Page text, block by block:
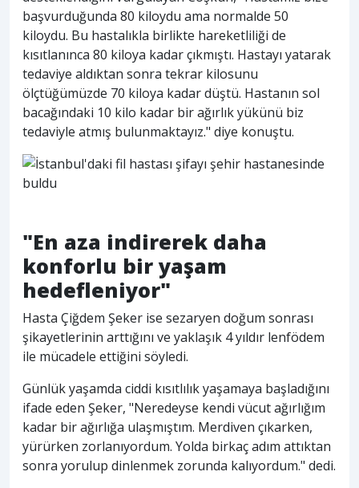
başvurduğunda 80 kiloydu ama normalde 50
kiloydu. Bu hastalıkla birlikte hareketliliği de
kısıtlanınca 80 kiloya kadar çıkmıştı. Hastayı yatarak
tedaviye aldıktan sonra tekrar kilosunu
ölçtüğümüzde 70 kiloya kadar düştü. Hastanın sol
bacağındaki 10 kilo kadar bir ağırlık yükünü biz
tedaviyle atmış bulunmaktayız." diye konuştu.
"En aza indirerek daha
konforlu bir yaşam
hedefleniyor"
Hasta Çiğdem Şeker ise sezaryen doğum sonrası
şikayetlerinin arttığını ve yaklaşık 4 yıldır lenfödem
ile mücadele ettiğini söyledi.
Günlük yaşamda ciddi kısıtlılık yaşamaya başladığını
ifade eden Şeker, "Neredeyse kendi vücut ağırlığım
kadar bir ağırlığa ulaşmıştım. Merdiven çıkarken,
yürürken zorlanıyordum. Yolda birkaç adım attıktan
sonra yorulup dinlenmek zorunda kalıyordum." dedi.